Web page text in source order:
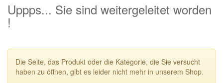
Uppps... Sie sind weitergeleitet worden
!
Die Seite, das Produkt oder die Kategorie, die Sie versucht
haben zu öffnen, gibt es leider nicht mehr in unserem Shop.